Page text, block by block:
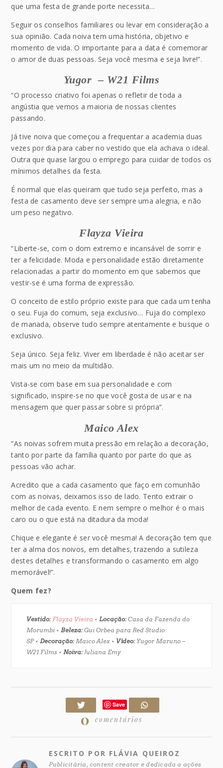
que uma festa de grande porte necessita…
Seguir os conselhos familiares ou levar em consideração a
sua opinião. Cada noiva tem uma história, objetivo e
momento de vida. O importante para a data é comemorar
o amor de duas pessoas. Seja você mesma e seja livre!”.
Yugor – W21 Films
“O processo criativo foi apenas o refletir de toda a
angústia que vemos a maioria de nossas clientes
passando.
Já tive noiva que começou a frequentar a academia duas
vezes por dia para caber no vestido que ela achava o ideal.
Outra que quase largou o emprego para cuidar de todos os
mínimos detalhes da festa.
É normal que elas queiram que tudo seja perfeito, mas a
festa de casamento deve ser sempre uma alegria, e não
um peso negativo.
Flayza Vieira
“Liberte-se, com o dom extremo e incansável de sorrir e
ter a felicidade. Moda e personalidade estão diretamente
relacionadas a partir do momento em que sabemos que
vestir-se é uma forma de expressão.
O conceito de estilo próprio existe para que cada um tenha
o seu. Fuja do comum, seja exclusivo… Fuja do complexo
de manada, observe tudo sempre atentamente e busque o
exclusivo.
Seja único. Seja feliz. Viver em liberdade é não aceitar ser
mais um no meio da multidão.
Vista-se com base em sua personalidade e com
significado, inspire-se no que você gosta de usar e na
mensagem que quer passar sobre si própria”.
Maico Alex
“As noivas sofrem muita pressão em relação a decoração,
tanto por parte da família quanto por parte do que as
pessoas vão achar.
Acredito que a cada casamento que faço em comunhão
com as noivas, deixamos isso de lado. Tento extrair o
melhor de cada evento. E nem sempre o melhor é o mais
caro ou o que está na ditadura da moda!
Chique e elegante é ser você mesma! A decoração tem que
ter a alma dos noivos, em detalhes, trazendo a sutileza
destes detalhes e transformando o casamento em algo
memorável!”.
Quem fez?
Vestido: Flayza Vieira •Locação: Casa da Fazenda do
Morumbi •Beleza: Gui Orbea para Red Studio
SP •Decoração: Maico Alex • Vídeo: Yugor Maruno –
W21 Films •Noiva: Juliana Emy
Save
0 comentários
ESCRITO POR FLÁVIA QUEIROZ
Publicitária, content creator e dedicada a ações